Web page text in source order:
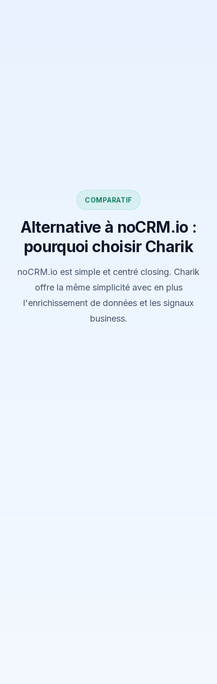
COMPARATIF
Alternative à noCRM.io :
pourquoi choisir Charik
noCRM.io est simple et centré closing. Charik
offre la même simplicité avec en plus
l'enrichissement de données et les signaux
business.